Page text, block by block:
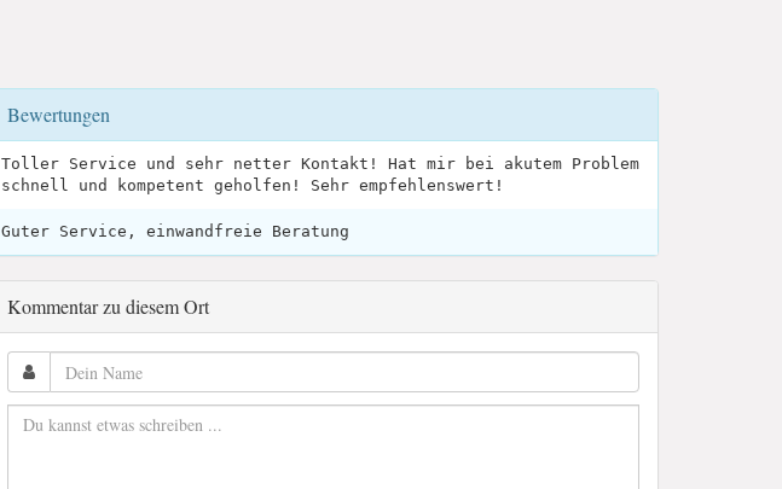
Bewertungen
Toller Service und sehr netter Kontakt! Hat mir bei akutem Problem
schnell und kompetent geholfen! Sehr empfehlenswert!
Guter Service, einwandfreie Beratung
Kommentar zu diesem Ort